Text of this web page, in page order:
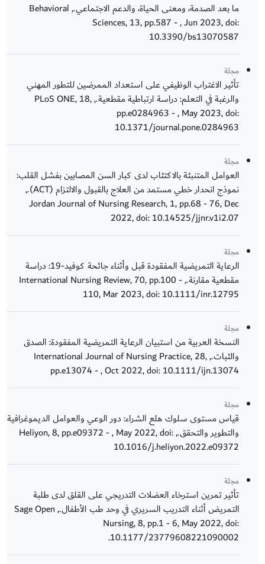
ما بعد الصدمة، ومعنى الحياة، والدعم الاجتماعي., Behavioral
Sciences, 13, pp.587 - , Jun 2023, doi:
10.3390/bs13070587
مجلة
تأثير الاغتراب الوظيفي على استعداد الممرضين للتطور المهني
والرغبة في التعلم: دراسة ارتباطية مقطعية., PLoS ONE, 18,
pp.e0284963 - , May 2023, doi:
10.1371/journal.pone.0284963
مجلة
العوامل المتنبئة بالاكتئاب لدى كبار السن المصابين بفشل القلب:
نموذج انحدار خطي مستمد من العلاج بالقبول والالتزام (ACT).,
Jordan Journal of Nursing Research, 1, pp.68 - 76, Dec
2022, doi: 10.14525/jjnr.v1i2.07
مجلة
الرعاية التمريضية المفقودة قبل وأثناء جائحة كوفيد-19: دراسة
مقطعية مقارنة., International Nursing Review, 70, pp.100 -
110, Mar 2023, doi: 10.1111/inr.12795
مجلة
النسخة العربية من استبيان الرعاية التمريضية المفقودة: الصدق
والثبات., International Journal of Nursing Practice, 28,
pp.e13074 - , Oct 2022, doi: 10.1111/ijn.13074
مجلة
قياس مستوى سلوك هلع الشراء: دور الوعي والعوامل الديموغرافية
والتطوير والتحقق., Heliyon, 8, pp.e09372 - , May 2022, doi:
10.1016/j.heliyon.2022.e09372
مجلة
تأثير تمرين استرخاء العضلات التدريجي على القلق لدى طلبة
التمريض أثناء التدريب السريري في وحد طب الأطفال., Sage Open
Nursing, 8, pp.1 - 6, May 2022, doi:
10.1177/23779608221090002.